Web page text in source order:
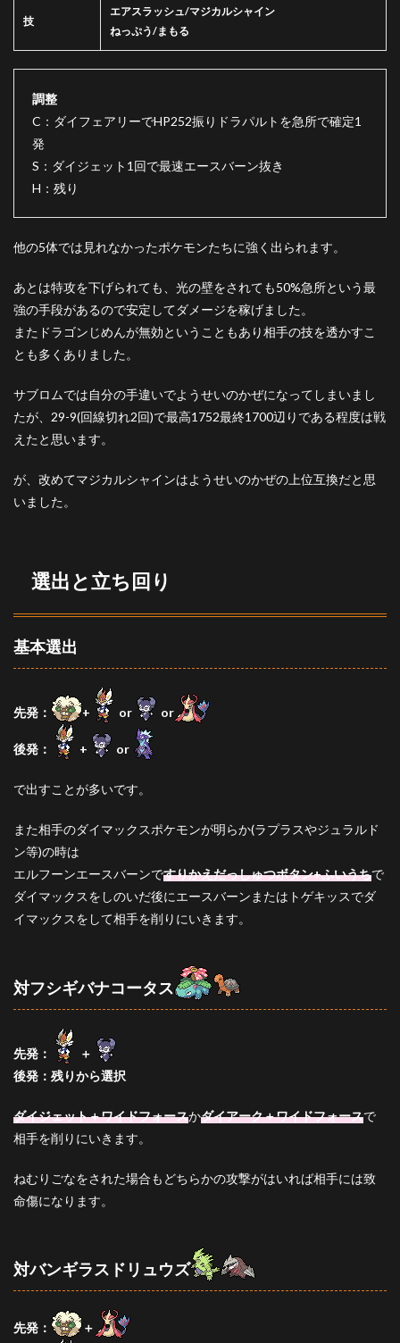
技
エアスラッシュ/マジカルシャイン
ねっぷう/まもる
調整
C：ダイフェアリーでHP252振りドラパルトを急所で確定1
発
S：ダイジェット1回で最速エースバーン抜き
H：残り
他の5体では見れなかったポケモンたちに強く出られます。
あとは特攻を下げられても、光の壁をされても50%急所という最
強の手段があるので安定してダメージを稼げました。
またドラゴンじめんが無効ということもあり相手の技を透かすこ
とも多くありました。
サブロムでは自分の手違いでようせいのかぜになってしまいまし
たが、29-9(回線切れ2回)で最高1752最終1700辺りである程度は戦
えたと思います。
が、改めてマジカルシャインはようせいのかぜの上位互換だと思
いました。
選出と立ち回り
基本選出
先発： + or or
後発： + or
で出すことが多いです。
また相手のダイマックスポケモンが明らか(ラプラスやジュラルド
ン等)の時は
エルフーンエースバーンですりかえだっしゅつボタン+ふいうちで
ダイマックスをしのいだ後にエースバーンまたはトゲキッスでダ
イマックスをして相手を削りにいきます。
対フシギバナコータス
先発：
＋
後発：残りから選択
ダイジェット＋ワイドフォースかダイアーク＋ワイドフォースで
相手を削りにいきます。
ねむりごなをされた場合もどちらかの攻撃がはいれば相手には致
命傷になります。
対バンギラスドリュウズ
先発： ＋